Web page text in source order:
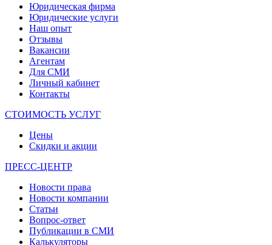
Юридическая фирма
Юридические услуги
Наш опыт
Отзывы
Вакансии
Агентам
Для СМИ
Личный кабинет
Контакты
СТОИМОСТЬ УСЛУГ
Цены
Скидки и акции
ПРЕСС-ЦЕНТР
Новости права
Новости компании
Статьи
Вопрос-ответ
Публикации в СМИ
Калькуляторы